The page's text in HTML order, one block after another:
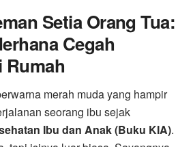
Setia Orang Tua:
Cegah
merah muda yang hampir
seorang ibu sejak
Ibu dan Anak (Buku KIA).